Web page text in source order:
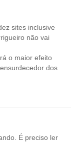
sites inclusive
não vai
o maior efeito
dos
É preciso ler